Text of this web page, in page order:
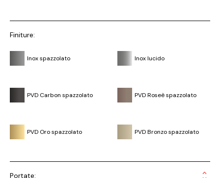
Finiture:
Inox spazzolato Inox lucido
PVD Carbon spazzolato PVD Roseè spazzolato
PVD Oro spazzolato PVD Bronzo spazzolato
Portate: